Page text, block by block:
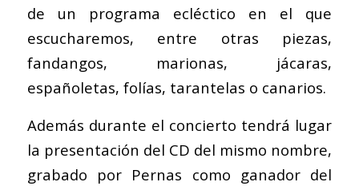
de un programa ecléctico en el que
escucharemos, entre otras piezas,
fandangos, marionas, jácaras,
españoletas, folías, tarantelas o canarios.
Además durante el concierto tendrá lugar
la presentación del CD del mismo nombre,
grabado por Pernas como ganador del